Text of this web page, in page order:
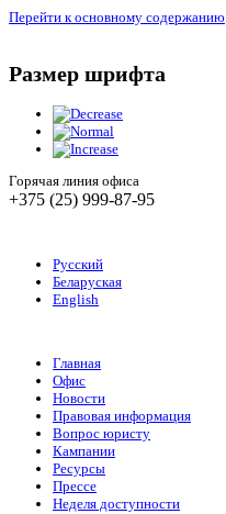
Перейти к основному содержанию
Размер шрифта
Горячая линия офиса
+375 (25) 999-87-95
Русский
Беларуская
English
Главная
Офис
Новости
Правовая информация
Вопрос юристу
Кампании
Ресурсы
Прессе
Неделя доступности